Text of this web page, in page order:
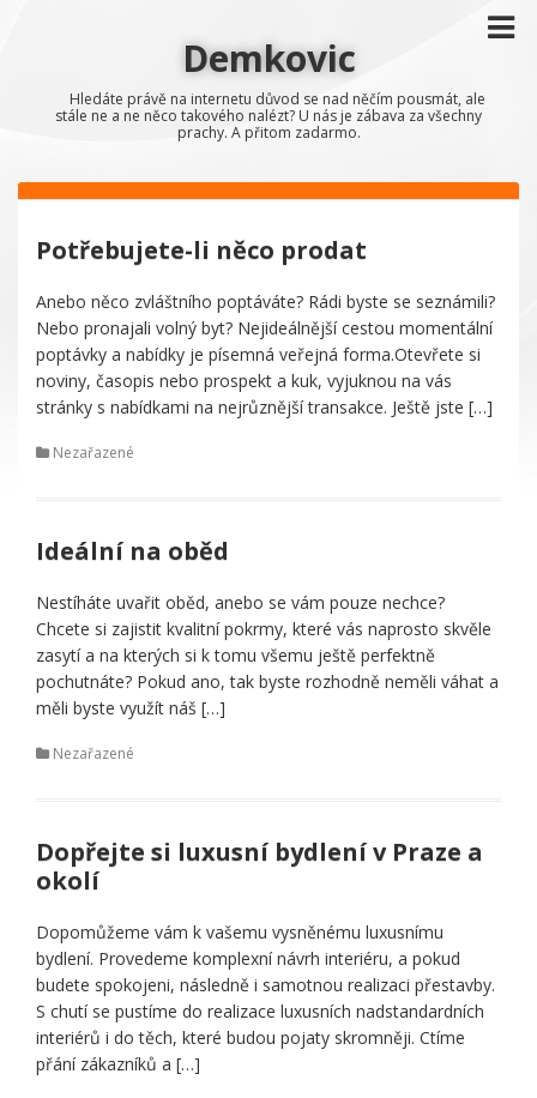
Demkovic
Hledáte právě na internetu důvod se nad něčím pousmát, ale
stále ne a ne něco takového nalézt? U nás je zábava za všechny
prachy. A přitom zadarmo.
Potřebujete-li něco prodat
Anebo něco zvláštního poptáváte? Rádi byste se seznámili?
Nebo pronajali volný byt? Nejideálnější cestou momentální
poptávky a nabídky je písemná veřejná forma.Otevřete si
noviny, časopis nebo prospekt a kuk, vyjuknou na vás
stránky s nabídkami na nejrůznější transakce. Ještě jste […]
Nezařazené
Ideální na oběd
Nestíháte uvařit oběd, anebo se vám pouze nechce?
Chcete si zajistit kvalitní pokrmy, které vás naprosto skvěle
zasytí a na kterých si k tomu všemu ještě perfektně
pochutnáte? Pokud ano, tak byste rozhodně neměli váhat a
měli byste využít náš […]
Nezařazené
Dopřejte si luxusní bydlení v Praze a
okolí
Dopomůžeme vám k vašemu vysněnému luxusnímu
bydlení. Provedeme komplexní návrh interiéru, a pokud
budete spokojeni, následně i samotnou realizaci přestavby.
S chutí se pustíme do realizace luxusních nadstandardních
interiérů i do těch, které budou pojaty skromněji. Ctíme
přání zákazníků a […]